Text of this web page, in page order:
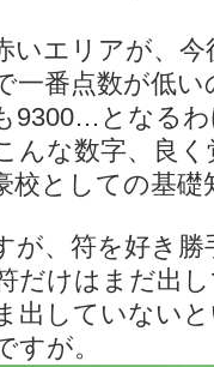
いエリアが、
一番点数が低
9300…となるわ
んな数字、良
校としての基
が、符を好き
だけはまだ出し
出していない
すが。